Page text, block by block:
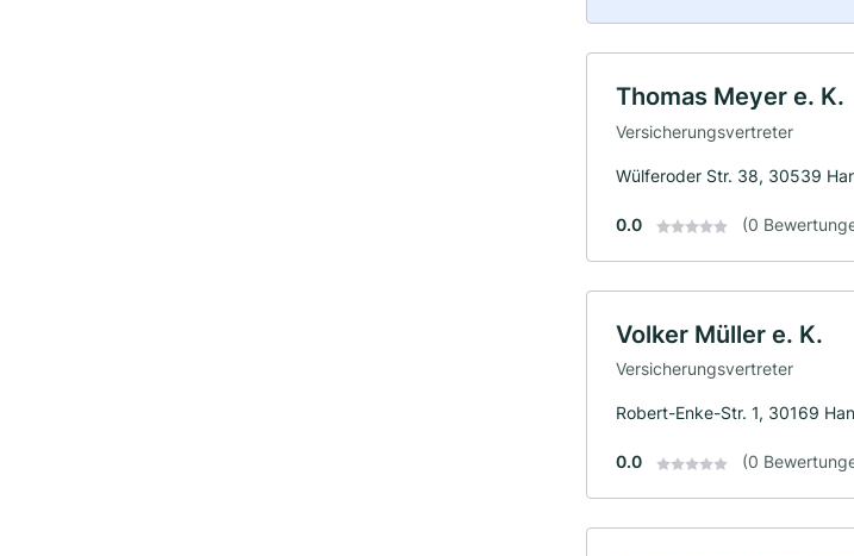
Thomas Meyer e. K.
Versicherungsvertreter
Wülferoder Str. 38, 30539
0.0 (0
Volker Müller e. K.
Versicherungsvertreter
Robert-Enke-Str. 1, 30169
0.0 (0